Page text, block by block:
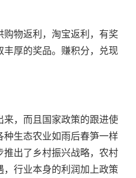
物返利，淘宝返利，有奖
厚的奖品。赚积分，兑现
，而且国家政策的跟进使
生态农业如雨后春笋一样
出了乡村振兴战略，农村
行业本身的利润加上政策